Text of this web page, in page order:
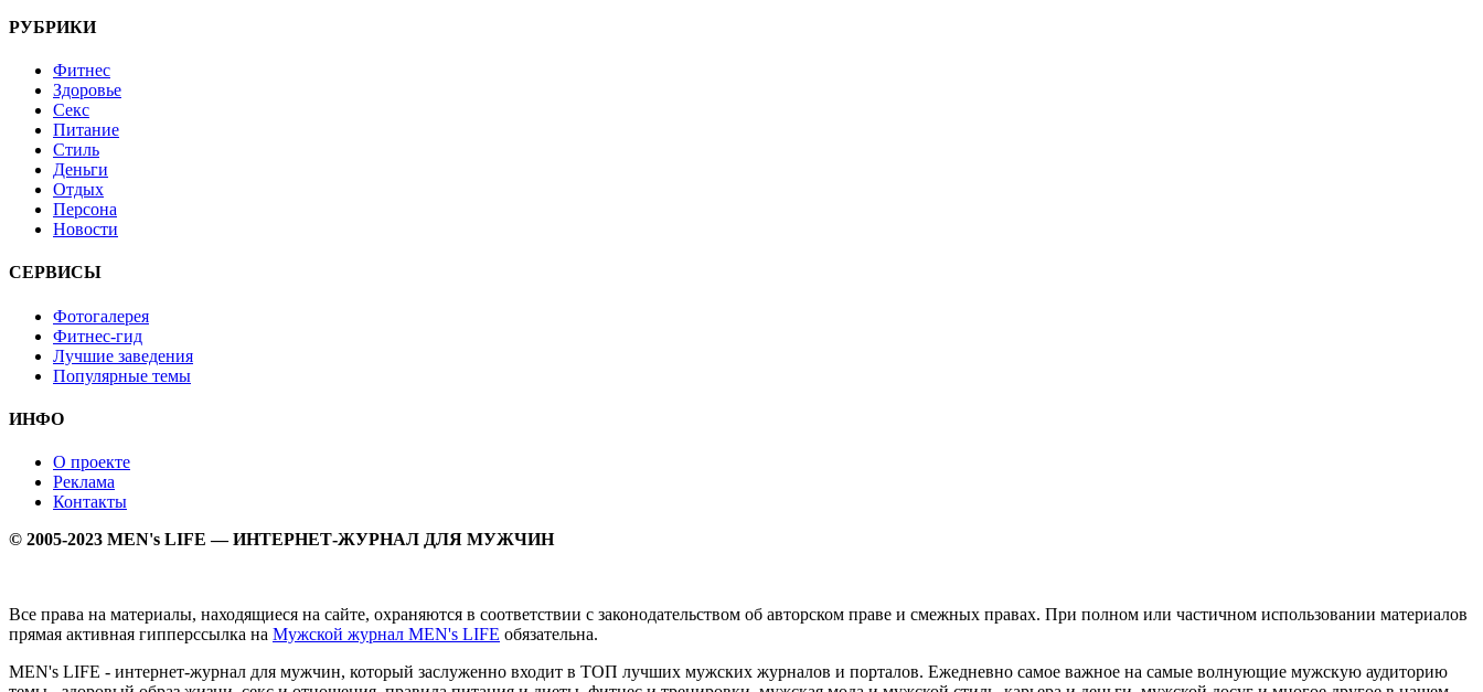
РУБРИКИ
Фитнес
Здоровье
Секс
Питание
Стиль
Деньги
Отдых
Персона
Новости
СЕРВИСЫ
Фотогалерея
Фитнес-гид
Лучшие заведения
Популярные темы
ИНФО
О проекте
Реклама
Контакты
© 2005-2023 MEN's LIFE — ИНТЕРНЕТ-ЖУРНАЛ ДЛЯ МУЖЧИН
Все права на материалы, находящиеся на сайте, охраняются в соответствии с законодательством об авторском праве и смежных правах. При полном или частичном использовании материалов
прямая активная гипперссылка на Мужской журнал MEN's LIFE обязательна.
MEN's LIFE - интернет-журнал для мужчин, который заслуженно входит в ТОП лучших мужских журналов и порталов. Ежедневно самое важное на самые волнующие мужскую аудиторию